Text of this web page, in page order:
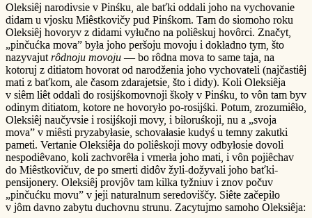
Oleksiêj narodivsie v Pinśku, ale baťki oddali joho na vychovanie
didam u vjosku Miêstkovičy pud Pinśkom. Tam do siomoho roku
Oleksiêj hovoryv z didami vyłučno na poliêskuj hovôrci. Značyt,
„pinčućka mova” była joho peršoju movoju i dokładno tym, što
nazyvajut rôdnoju movoju— bo rôdna mova to same taja, na
kotoruj z ditiatom hovorat od narodženia joho vychovateli (najčastiêj
mati z baťkom, ale časom zdarajetsie, što i didy). Koli Oleksiêja
v siêm liêt oddali do rosijśkomovnoji škoły v Pinśku, to vôn tam byv
odinym ditiatom, kotore ne hovoryło po-rosijśki. Potum, zrozumiêło,
Oleksiêj naučyvsie i rosijśkoji movy, i biłoruśkoji, nu a „svoja
mova” v miêsti pryzabyłasie, schovałasie kudyś u temny zakutki
pameti. Vertanie Oleksiêja do poliêskoji movy odbyłosie dovoli
nespodiêvano, koli zachvorêła i vmerła joho mati, i vôn pojiêchav
do Miêstkovičuv, de po smerti didôv žyli-dožyvali joho baťki-
pensijonery. Oleksiêj provjôv tam kilka tyžniuv i znov počuv
„pinčućku movu” v jeji naturalnum seredoviščy. Siête začepiło
v jôm davno zabytu duchovnu strunu. Zacytujmo samoho Oleksiêja: